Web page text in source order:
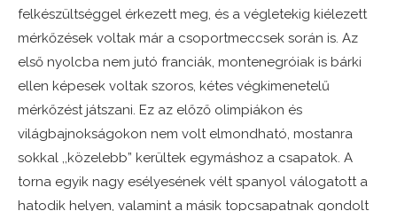
felkészültséggel érkezett meg, és a végletekig kiélezett
mérkőzések voltak már a csoportmeccsek során is. Az
első nyolcba nem jutó franciák, montenegróiak is bárki
ellen képesek voltak szoros, kétes végkimenetelű
mérkőzést játszani. Ez az előző olimpiákon és
világbajnokságokon nem volt elmondható, mostanra
sokkal ,,közelebb” kerültek egymáshoz a csapatok. A
torna egyik nagy esélyesének vélt spanyol válogatott a
hatodik helyen, valamint a másik topcsapatnak gondolt